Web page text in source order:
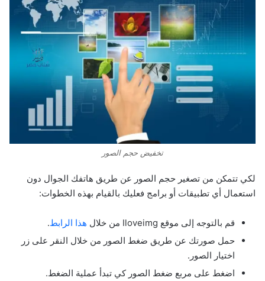
تخفيض حجم الصور
لكي تتمكن من تصغير حجم الصور عن طريق هاتفك الجوال دون
استعمال أي تطبيقات أو برامج فعليك بالقيام بهذه الخطوات:
قم بالتوجه إلى موقع Iloveimg من خلال هذا الرابط.
حمل صورتك عن طريق ضغط الصور من خلال النقر على زر
اختيار الصور.
اضغط على مربع ضغط الصور كي تبدأ عملية الضغط.